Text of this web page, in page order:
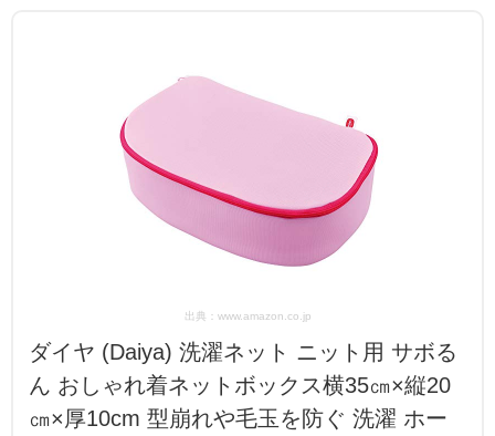
出典：www.amazon.co.jp
ダイヤ (Daiya) 洗濯ネット ニット用 サボる
ん おしゃれ着ネットボックス横35㎝×縦20
㎝×厚10cm 型崩れや毛玉を防ぐ 洗濯 ホー